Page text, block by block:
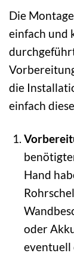
Die
einfach und
die
einfach
Hand
oder
eventuell